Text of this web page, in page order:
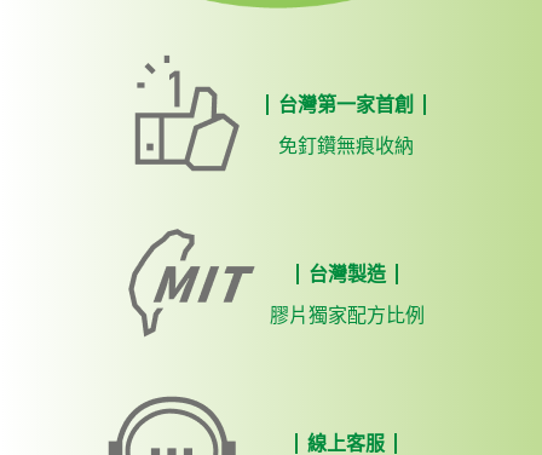
台灣第一家首創
免釘鑽無痕收納
台灣製造
膠片獨家配方比例
線上客服